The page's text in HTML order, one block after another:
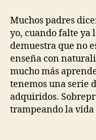
Muchos padres
yo, cuando falte ya
demuestra que no
enseña con
mucho más
tenemos una serie
adquiridos.
trampeando la vida